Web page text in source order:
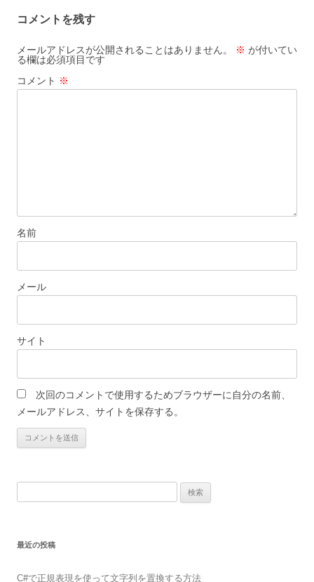
ゲ
ー
シ
ョ
コメントを残す
メールアドレスが公開されることはありません。 ※ が付いてい
る欄は必須項目です
コメント ※
名前
メール
サイト
次回のコメントで使用するためブラウザーに自分の名前、
メールアドレス、サイトを保存する。
最近の投稿
C#で正規表現を使って文字列を置換する方法